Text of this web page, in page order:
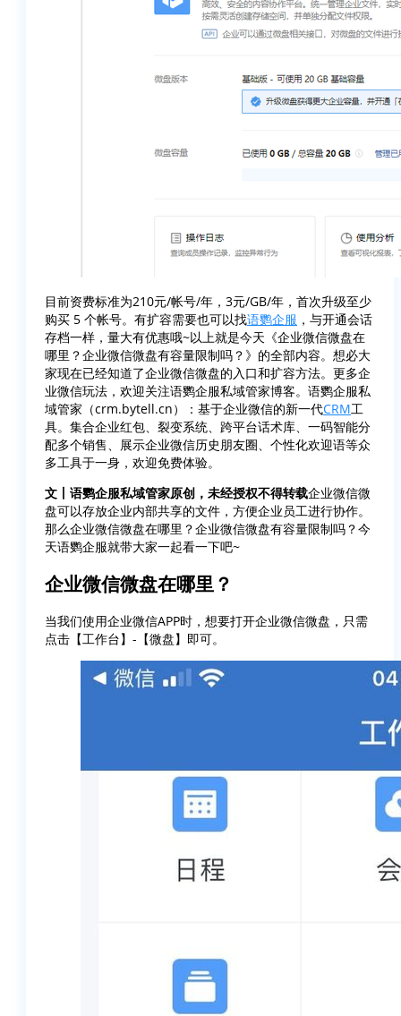
目前资费标准为210元/帐号/年，3元/GB/年，首次升级至少
购买 5 个帐号。有扩容需要也可以找语鹦企服 ，与开通会话
存档一样，量大有优惠哦~以上就是今天《企业微信微盘在
哪里？企业微信微盘有容量限制吗？》的全部内容。想必大
家现在已经知道了企业微信微盘的入口和扩容方法。更多企
业微信玩法，欢迎关注语鹦企服私域管家博客。语鹦企服私
域管家（crm.bytell.cn）：基于企业微信的新一代CRM工
具。集合企业红包、裂变系统、跨平台话术库、一码智能分
配多个销售、展示企业微信历史朋友圈、个性化欢迎语等众
多工具于一身，欢迎免费体验。
文丨语鹦企服私域管家原创，未经授权不得转载企业微信微
盘可以存放企业内部共享的文件，方便企业员工进行协作。
那么企业微信微盘在哪里？企业微信微盘有容量限制吗？今
天语鹦企服就带大家一起看一下吧~
企业微信微盘在哪里？
当我们使用企业微信APP时，想要打开企业微信微盘，只需
点击【工作台】-【微盘】即可。